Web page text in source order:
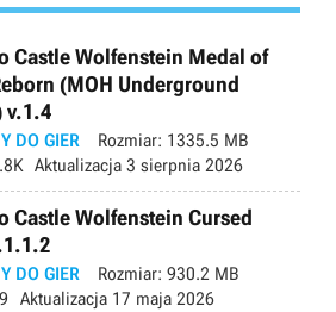
Castle Wolfenstein Medal of
(MOH Underground
v.1.4
DO GIER Rozmiar: 1335.5 MB
Aktualizacja 3 sierpnia 2026
Castle Wolfenstein Cursed
DO GIER Rozmiar: 930.2 MB
Aktualizacja 17 maja 2026